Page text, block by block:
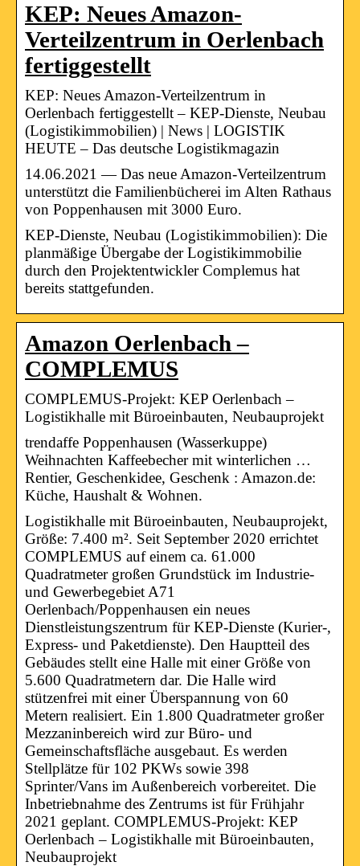
KEP: Neues Amazon-
Verteilzentrum in Oerlenbach
fertiggestellt
KEP: Neues Amazon-Verteilzentrum in
Oerlenbach fertiggestellt – KEP-Dienste, Neubau
(Logistikimmobilien) | News | LOGISTIK
HEUTE – Das deutsche Logistikmagazin
14.06.2021 — Das neue Amazon-Verteilzentrum
unterstützt die Familienbücherei im Alten Rathaus
von Poppenhausen mit 3000 Euro.
KEP-Dienste, Neubau (Logistikimmobilien): Die
planmäßige Übergabe der Logistikimmobilie
durch den Projektentwickler Complemus hat
bereits stattgefunden.
Amazon Oerlenbach –
COMPLEMUS
COMPLEMUS-Projekt: KEP Oerlenbach –
Logistikhalle mit Büroeinbauten, Neubauprojekt
trendaffe Poppenhausen (Wasserkuppe)
Weihnachten Kaffeebecher mit winterlichen …
Rentier, Geschenkidee, Geschenk : Amazon.de:
Küche, Haushalt & Wohnen.
Logistikhalle mit Büroeinbauten, Neubauprojekt,
Größe: 7.400 m². Seit September 2020 errichtet
COMPLEMUS auf einem ca. 61.000
Quadratmeter großen Grundstück im Industrie-
und Gewerbegebiet A71
Oerlenbach/Poppenhausen ein neues
Dienstleistungszentrum für KEP-Dienste (Kurier-,
Express- und Paketdienste). Den Hauptteil des
Gebäudes stellt eine Halle mit einer Größe von
5.600 Quadratmetern dar. Die Halle wird
stützenfrei mit einer Überspannung von 60
Metern realisiert. Ein 1.800 Quadratmeter großer
Mezzaninbereich wird zur Büro- und
Gemeinschaftsfläche ausgebaut. Es werden
Stellplätze für 102 PKWs sowie 398
Sprinter/Vans im Außenbereich vorbereitet. Die
Inbetriebnahme des Zentrums ist für Frühjahr
2021 geplant. COMPLEMUS-Projekt: KEP
Oerlenbach – Logistikhalle mit Büroeinbauten,
Neubauprojekt